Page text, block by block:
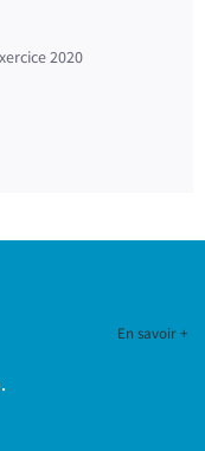
2020
En savoir +